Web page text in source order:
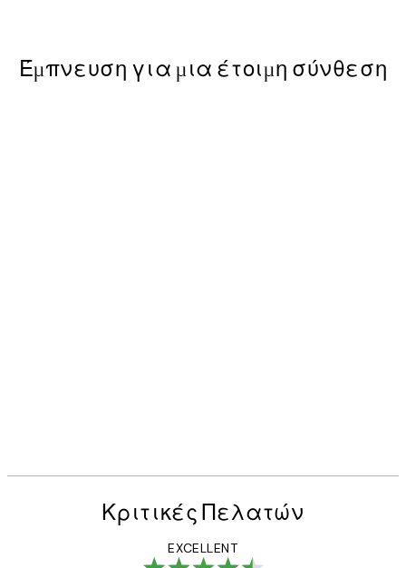
Έμπνευση για μια έτοιμη σύνθεση
Κριτικές Πελατών
EXCELLENT